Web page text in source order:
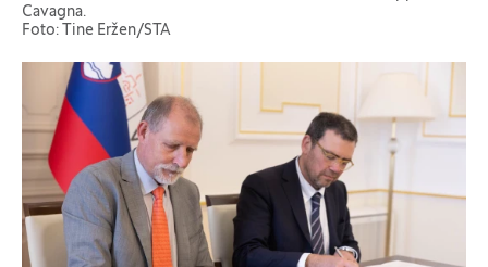
Cavagna.
Foto: Tine Eržen/STA